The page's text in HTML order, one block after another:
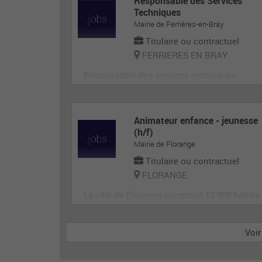
Techniques
Mairie de Ferrières-en-Bray
Titulaire ou contractuel
FERRIERES EN BRAY
Animateur enfance - jeunesse
(h/f)
Mairie de Florange
Titulaire ou contractuel
FLORANGE
té les enfants dans le cadre des accueils de